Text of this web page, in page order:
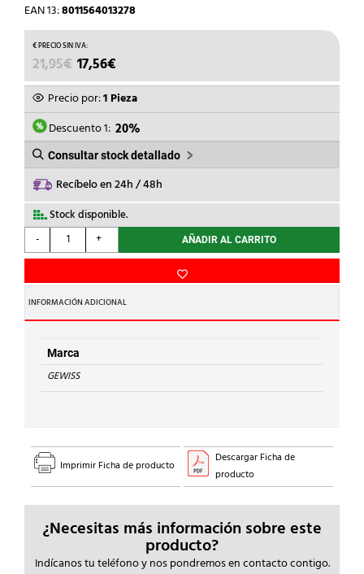
EAN 13:8011564013278
21,95€ EL
PRECIO
ORIGINAL
ERA:
21,95€.
17,56€
PRECIO
ACTUAL
ES:
17,56€.
Precio por:1 Pieza
Descuento 1: 20%
Consultar stock detallado
Recíbelo en 24h / 48h
Stock disponible.
-
GEWISS
-
FONDO
AISL.300x250mm.
cantidad
+ AÑADIR AL CARRITO
INFORMACIÓN ADICIONAL
Marca
GEWISS
Imprimir Ficha de producto
Descargar Ficha de
producto
¿Necesitas más información sobre este
producto?
Indícanos tu teléfono y nos pondremos en contacto contigo.